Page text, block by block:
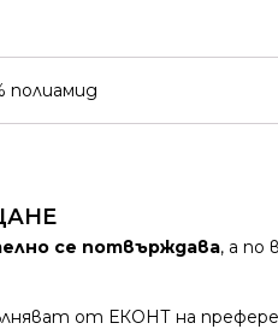
полиамид
се потвърждава, а по
от ЕКОНТ на